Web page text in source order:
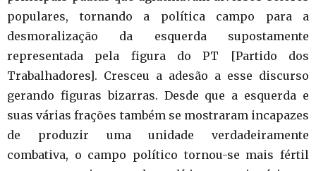
populares, tornando a política campo para a
desmoralização da esquerda supostamente
representada pela figura do PT [Partido dos
Trabalhadores]. Cresceu a adesão a esse discurso
gerando figuras bizarras. Desde que a esquerda e
suas várias frações também se mostraram incapazes
de produzir uma unidade verdadeiramente
combativa, o campo político tornou-se mais fértil